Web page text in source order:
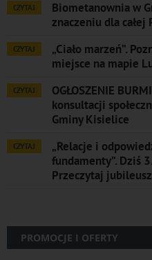
CZYTAJ
Biometanownia w
znaczeniu dla całej
CZYTAJ
„Ciało marzeń”.
miejsce na mapie
CZYTAJ
OGŁOSZENIE
konsultacji
Gminy Kisielice
CZYTAJ
„Relacje i
fundamenty”. Dziś
Przeczytaj
PROMOCJE I OFERTY